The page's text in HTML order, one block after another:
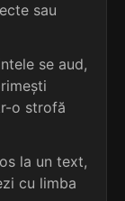
tului
5
atului
sau
se aud,
o strofă
la un text,
cu limba